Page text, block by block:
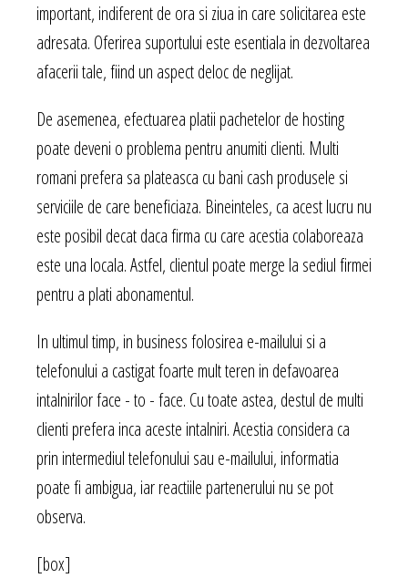
important, indiferent de ora si ziua in care solicitarea este
adresata. Oferirea suportului este esentiala in dezvoltarea
afacerii tale, fiind un aspect deloc de neglijat.
De asemenea, efectuarea platii pachetelor de hosting
poate deveni o problema pentru anumiti clienti. Multi
romani prefera sa plateasca cu bani cash produsele si
serviciile de care beneficiaza. Bineinteles, ca acest lucru nu
este posibil decat daca firma cu care acestia colaboreaza
este una locala. Astfel, clientul poate merge la sediul firmei
pentru a plati abonamentul.
In ultimul timp, in business folosirea e-mailului si a
telefonului a castigat foarte mult teren in defavoarea
intalnirilor face - to - face. Cu toate astea, destul de multi
clienti prefera inca aceste intalniri. Acestia considera ca
prin intermediul telefonului sau e-mailului, informatia
poate fi ambigua, iar reactiile partenerului nu se pot
observa.
[box]